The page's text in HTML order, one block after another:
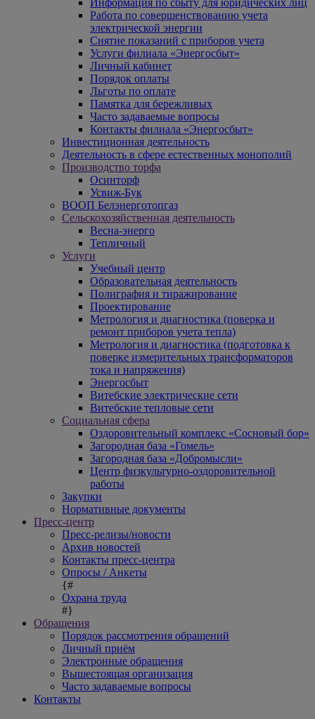
Информация по сбыту для юридических лиц
Работа по совершенствованию учета
электрической энергии
Снятие показаний с приборов учета
Услуги филиала «Энергосбыт»
Личный кабинет
Порядок оплаты
Льготы по оплате
Памятка для бережливых
Часто задаваемые вопросы
Контакты филиала «Энергосбыт»
Инвестиционная деятельность
Деятельность в сфере естественных монополий
Производство торфа
Осинторф
Усвиж-Бук
ВООП Белэнерготопгаз
Сельскохозяйственная деятельность
Весна-энерго
Тепличный
Услуги
Учебный центр
Образовательная деятельность
Полиграфия и тиражирование
Проектирование
Метрология и диагностика (поверка и
ремонт приборов учета тепла)
Метрология и диагностика (подготовка к
поверке измерительных трансформаторов
тока и напряжения)
Энергосбыт
Витебские электрические сети
Витебские тепловые сети
Социальная сфера
Оздоровительный комплекс «Сосновый бор»
Загородная база «Гомель»
Загородная база «Добромысли»
Центр физкультурно-оздоровительной
работы
Закупки
Нормативные документы
Пресс-центр
Пресс-релизы/новости
Архив новостей
Контакты пресс-центра
Опросы / Анкеты
{#
Охрана труда
#}
Обращения
Порядок рассмотрения обращений
Личный приём
Электронные обращения
Вышестоящая организация
Часто задаваемые вопросы
Контакты